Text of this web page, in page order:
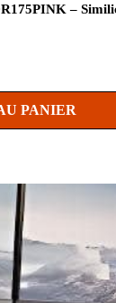
–
PANIER